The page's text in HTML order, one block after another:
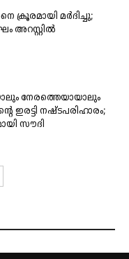
ക്രൂരമായി മർദിച്ചു;
അറസ്റ്റിൽ
നേരത്തെയായാലും
ഇരട്ടി നഷ്ടപരിഹാരം;
സൗദി